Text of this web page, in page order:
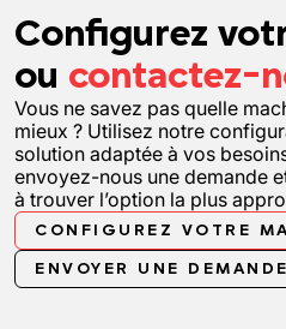
Configurez
ou contactez-
Vous ne savez pas quelle
mieux ? Utilisez notre
solution adaptée à vos
envoyez-nous une demande
à trouver l’option la plus
CONFIGUREZ VOTRE
ENVOYER UNE DEMANDE